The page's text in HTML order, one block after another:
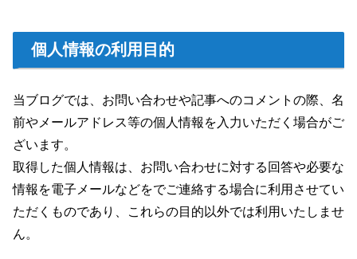
個人情報の利用目的
当ブログでは、お問い合わせや記事へのコメントの際、名
前やメールアドレス等の個人情報を入力いただく場合がご
ざいます。
取得した個人情報は、お問い合わせに対する回答や必要な
情報を電子メールなどをでご連絡する場合に利用させてい
ただくものであり、これらの目的以外では利用いたしませ
ん。